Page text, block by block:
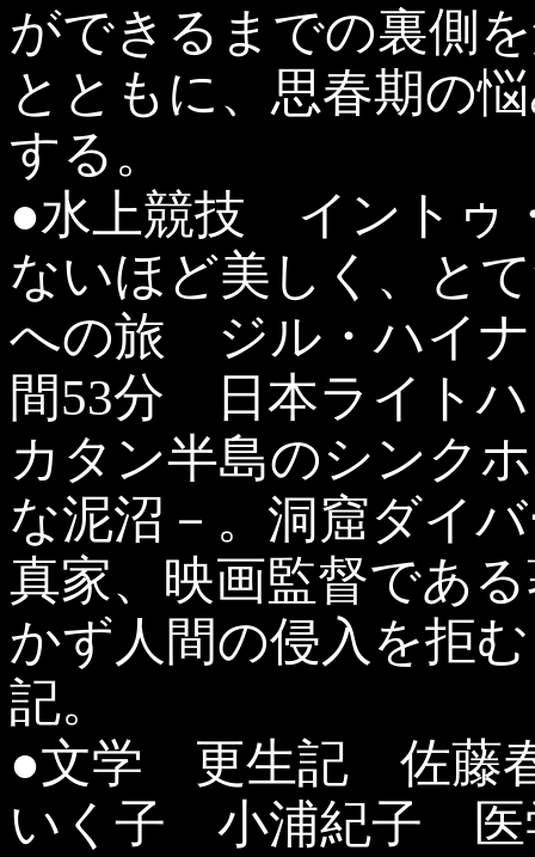
ができるまでの裏側
とともに、思春期の
する。
●水上競技 イントゥ
ないほど美しく、と
への旅 ジル・ハイ
間53分 日本ライト
カタン半島のシンク
な泥沼－。洞窟ダイ
真家、映画監督であ
かず人間の侵入を拒
記。
●文学 更生記 佐藤
いく子 小浦紀子 医